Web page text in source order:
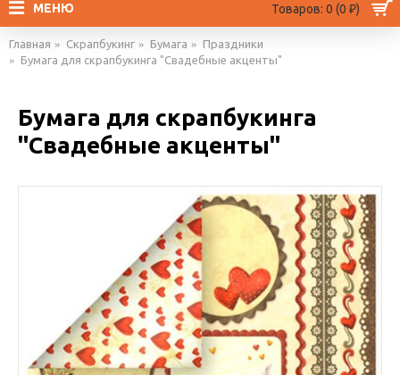
Товаров: 0 (0 ₽)
МЕНЮ
Главная Скрапбукинг Бумага
Праздники
Бумага для скрапбукинга "Свадебные акценты"
Бумага для скрапбукинга
"Свадебные акценты"